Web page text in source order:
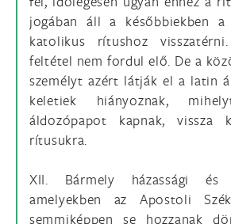
jogában áll a későbbiekben a
katolikus rítushoz
feltétel nem fordul elő. De a
személyt azért látják el a latin
keletiek hiányoznak,
áldozópapot kapnak, vissza
rítusukra.
XII. Bármely házassági és
amelyekben az Apostoli
semmiképpen se hozzanak